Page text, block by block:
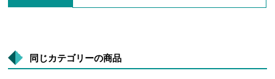
同じカテゴリーの商品